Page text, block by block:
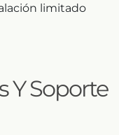
limitado
Y Soporte